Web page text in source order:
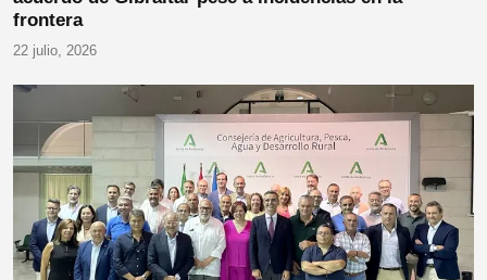
frontera
22 julio, 2026